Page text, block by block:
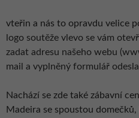
vteřin a nás to opravdu velice
logo soutěže vlevo se vám
zadat adresu našeho webu
mail a vyplněný formulář
Nachází se zde také zábavní
Madeira se spoustou